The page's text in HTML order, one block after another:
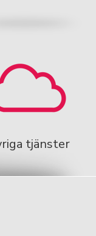
tjänster